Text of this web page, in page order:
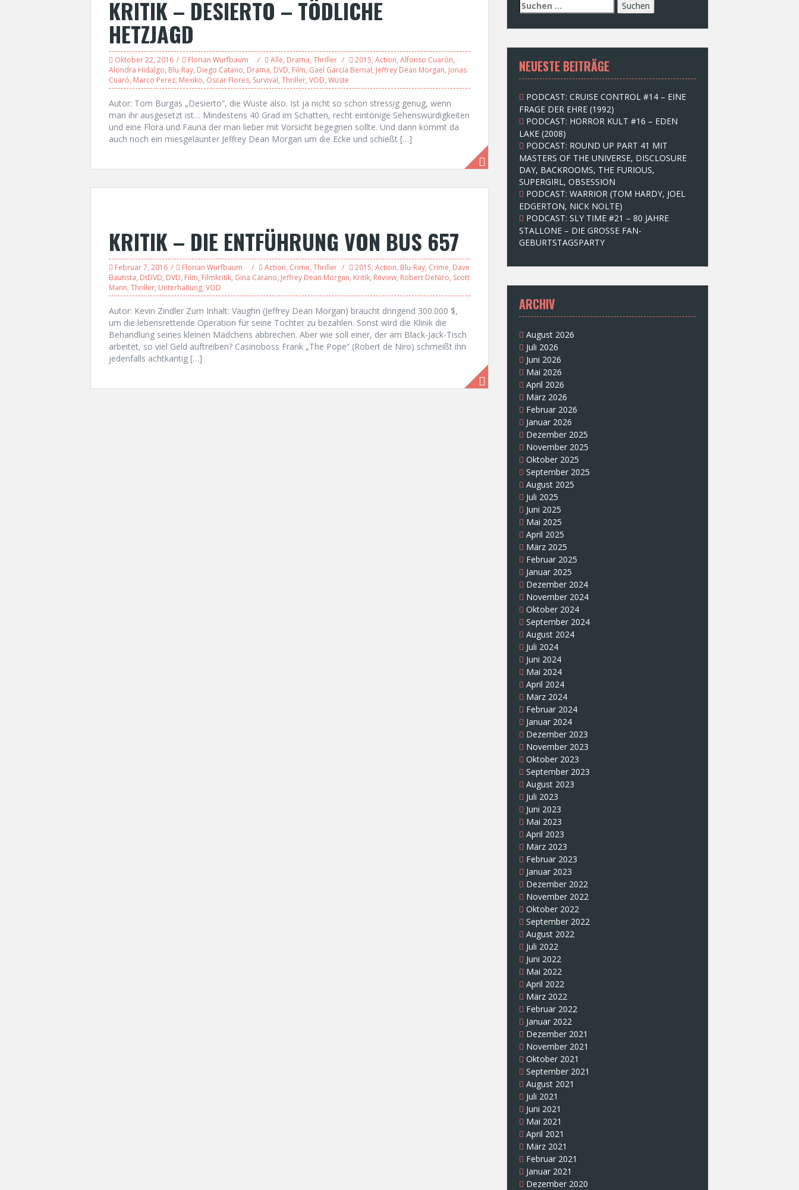
KRITIK – DESIERTO – TÖDLICHE
HETZJAGD
Oktober 22, 2016 Florian Wurfbaum Alle, Drama, Thriller 2015, Action, Alfonso Cuarón,
Alondra Hidalgo, Blu-Ray, Diego Catano, Drama, DVD, Film, Gael García Bernal, Jeffrey Dean Morgan, Jonas
Cuaró, Marco Perez, Mexiko, Oscar Flores, Survival, Thriller, VOD, Wüste
Autor: Tom Burgas „Desierto“, die Wüste also. Ist ja nicht so schon stressig genug, wenn
man ihr ausgesetzt ist… Mindestens 40 Grad im Schatten, recht eintönige Sehenswürdigkeiten
und eine Flora und Fauna der man lieber mit Vorsicht begegnen sollte. Und dann kommt da
auch noch ein miesgelaunter Jeffrey Dean Morgan um die Ecke und schießt […]
KRITIK – DIE ENTFÜHRUNG VON BUS 657
Februar 7, 2016 Florian Wurfbaum Action, Crime, Thriller 2015, Action, Blu-Ray, Crime, Dave
Bautista, DtDVD, DVD, Film, Filmkritik, Gina Carano, Jeffrey Dean Morgan, Kritik, Review, Robert DeNiro, Scott
Mann, Thriller, Unterhaltung, VOD
Autor: Kevin Zindler Zum Inhalt: Vaughn (Jeffrey Dean Morgan) braucht dringend 300.000 $,
um die lebensrettende Operation für seine Tochter zu bezahlen. Sonst wird die Klinik die
Behandlung seines kleinen Mädchens abbrechen. Aber wie soll einer, der am Black-Jack-Tisch
arbeitet, so viel Geld auftreiben? Casinoboss Frank „The Pope“ (Robert de Niro) schmeißt ihn
jedenfalls achtkantig […]
S
u
c
e
n
n
c
h
:
NEUESTE BEITRÄGE
PODCAST: CRUISE CONTROL #14 – EINE
FRAGE DER EHRE (1992)
PODCAST: HORROR KULT #16 – EDEN
LAKE (2008)
PODCAST: ROUND UP PART 41 MIT
MASTERS OF THE UNIVERSE, DISCLOSURE
DAY, BACKROOMS, THE FURIOUS,
SUPERGIRL, OBSESSION
PODCAST: WARRIOR (TOM HARDY, JOEL
EDGERTON, NICK NOLTE)
PODCAST: SLY TIME #21 – 80 JAHRE
STALLONE – DIE GROSSE FAN-
GEBURTSTAGSPARTY
ARCHIV
August 2026
Juli 2026
Juni 2026
Mai 2026
April 2026
März 2026
Februar 2026
Januar 2026
Dezember 2025
November 2025
Oktober 2025
September 2025
August 2025
Juli 2025
Juni 2025
Mai 2025
April 2025
März 2025
Februar 2025
Januar 2025
Dezember 2024
November 2024
Oktober 2024
September 2024
August 2024
Juli 2024
Juni 2024
Mai 2024
April 2024
März 2024
Februar 2024
Januar 2024
Dezember 2023
November 2023
Oktober 2023
September 2023
August 2023
Juli 2023
Juni 2023
Mai 2023
April 2023
März 2023
Februar 2023
Januar 2023
Dezember 2022
November 2022
Oktober 2022
September 2022
August 2022
Juli 2022
Juni 2022
Mai 2022
April 2022
März 2022
Februar 2022
Januar 2022
Dezember 2021
November 2021
Oktober 2021
September 2021
August 2021
Juli 2021
Juni 2021
Mai 2021
April 2021
März 2021
Februar 2021
Januar 2021
Dezember 2020